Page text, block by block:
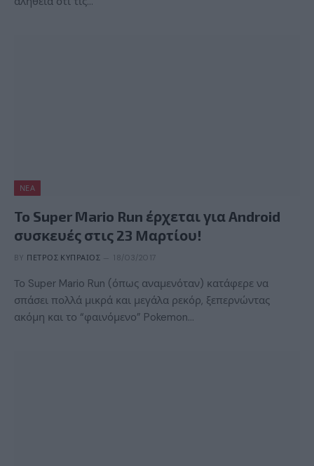
ΝΈΑ
To Super Mario Run έρχεται για Android
συσκευές στις 23 Μαρτίου!
BY ΠΈΤΡΟΣ ΚΥΠΡΑΊΟΣ 18/03/2017
Το Super Mario Run (όπως αναμενόταν) κατάφερε να
σπάσει πολλά μικρά και μεγάλα ρεκόρ, ξεπερνώντας
ακόμη και το “φαινόμενο” Pokemon…